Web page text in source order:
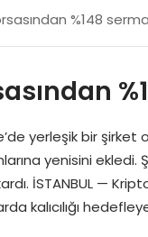
%148
yerleşik bir
yenisini
İSTANBUL —
kalıcılığı